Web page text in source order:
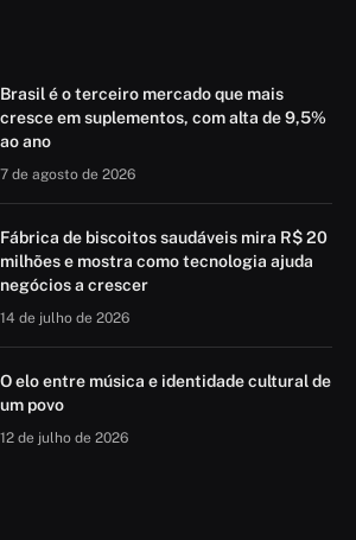
Brasil é o terceiro mercado que mais
cresce em suplementos, com alta de 9,5%
ao ano
7 de agosto de 2026
Fábrica de biscoitos saudáveis mira R$ 20
milhões e mostra como tecnologia ajuda
negócios a crescer
14 de julho de 2026
O elo entre música e identidade cultural de
um povo
12 de julho de 2026